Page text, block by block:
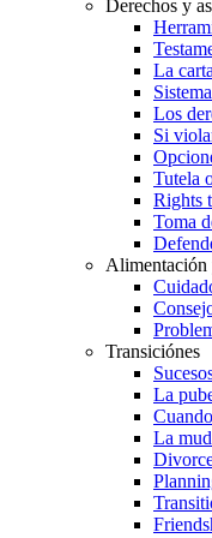
Derechos y
La
Los
Si
Tutela
Rights
Toma
Alimentación
Transiciónes
La
La